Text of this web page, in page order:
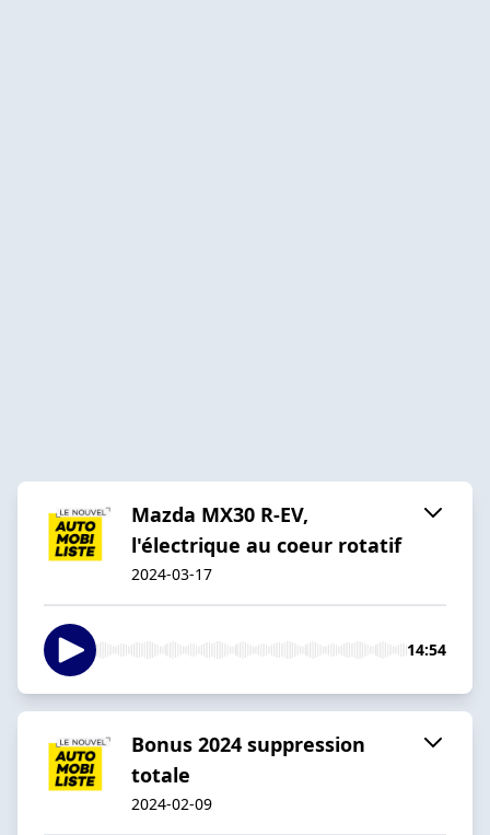
Mazda MX30 R-EV,
l'électrique au coeur rotatif
2024-03-17
14:54
Bonus 2024 suppression
totale
2024-02-09